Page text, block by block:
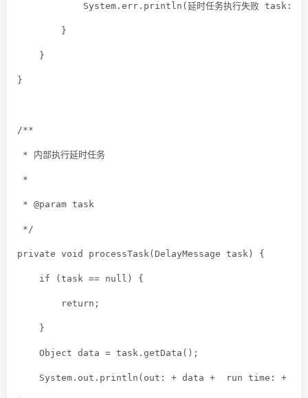
System.err.println( 延时任务执行失败 task:
}
}
}
/**
* 内部执行延时任务
*
* @param task
*/
private void processTask(DelayMessage task) {
if (task == null ) {
return ;
}
Object data = task.getData();
System.out.println( out: + data + run time: +